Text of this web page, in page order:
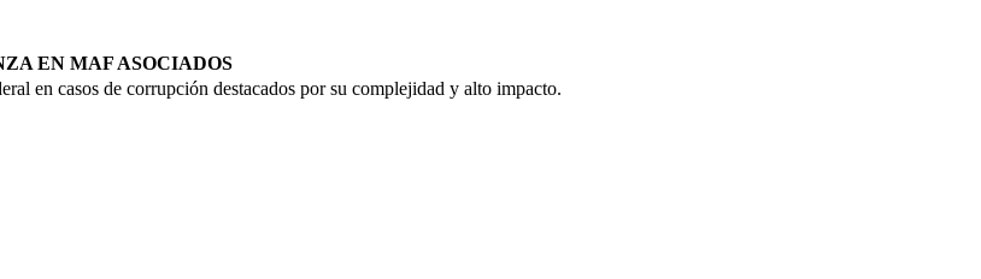
EN MAF ASOCIADOS
en casos de corrupción destacados por su complejidad y alto impacto.